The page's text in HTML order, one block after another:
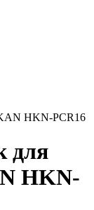
HKN-PCR16
для
HKN-